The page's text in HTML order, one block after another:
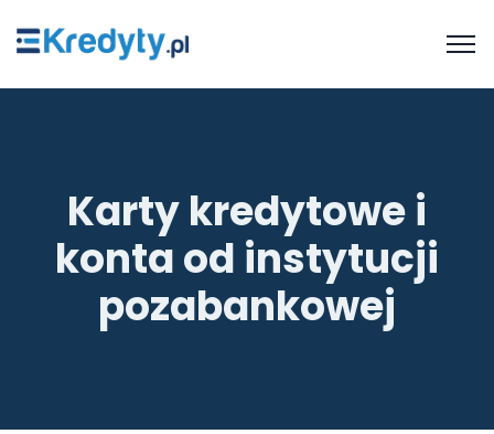
Karty kredytowe i
konta od instytucji
pozabankowej